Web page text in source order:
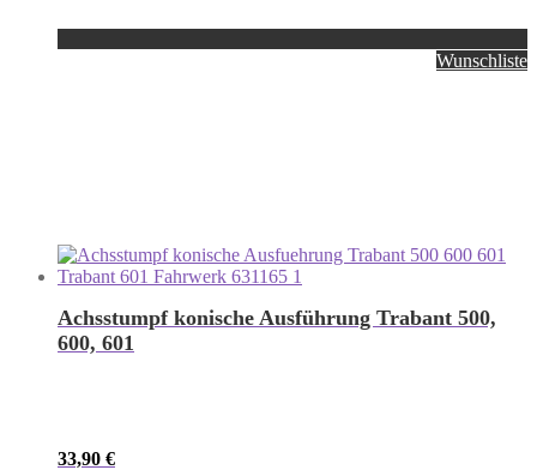
Wunschliste
Achsstumpf konische Ausführung Trabant 500,
600, 601
33,90 €